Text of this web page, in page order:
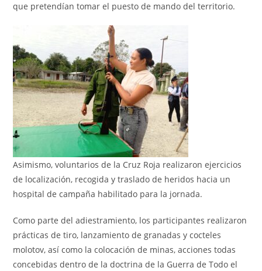
que pretendían tomar el puesto de mando del territorio.
Asimismo, voluntarios de la Cruz Roja realizaron ejercicios
de localización, recogida y traslado de heridos hacia un
hospital de campaña habilitado para la jornada.
Como parte del adiestramiento, los participantes realizaron
prácticas de tiro, lanzamiento de granadas y cocteles
molotov, así como la colocación de minas, acciones todas
concebidas dentro de la doctrina de la Guerra de Todo el